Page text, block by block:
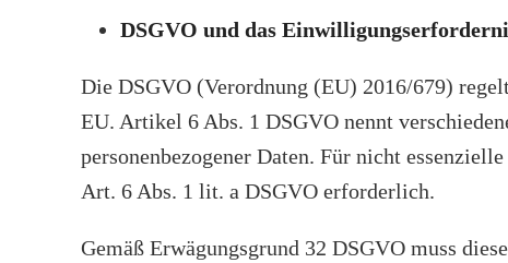
DSGVO und das
Die DSGVO (Verordnung (EU) 2016/679)
EU. Artikel 6 Abs. 1 DSGVO nennt
personenbezogener Daten. Für nicht
Art. 6 Abs. 1 lit. a DSGVO erforderlich.
Gemäß Erwägungsgrund 32 DSGVO muss